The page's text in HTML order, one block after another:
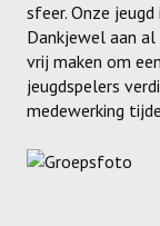
Jongens U11-A
Jongens U11-B
Jongens U11-C
Meisjes U11-D
sfeer. Onze
Dankjewel aan
vrij maken om
jeugdspelers
medewerking